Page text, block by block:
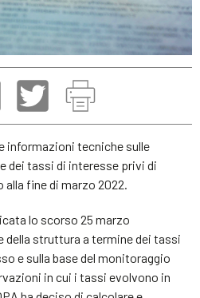
informazioni tecniche sulle
dei tassi di interesse privi di
fine di marzo 2022.
lo scorso 25 marzo
della struttura a termine dei tassi
e sulla base del monitoraggio
in cui i tassi evolvono in